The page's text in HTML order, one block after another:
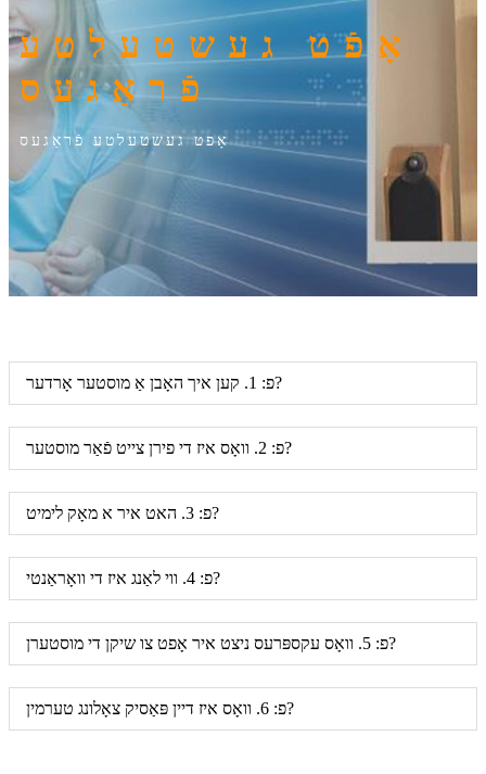
אָפֿט געשטעלטע
פֿראַגעס
אָפט געשטעלטע פֿראַגעס
פ: 1. קען איך האָבן אַ מוסטער אָרדער?
פ: 2. וואָס איז די פירן צייט פֿאַר מוסטער?
פ: 3. האט איר א מאָק לימיט?
פ: 4. ווי לאַנג איז די וואָראַנטי?
פ: 5. וואָס עקספּרעס ניצט איר אָפט צו שיקן די מוסטערן?
פ: 6. וואָס איז דיין פּאַסיק צאָלונג טערמין?